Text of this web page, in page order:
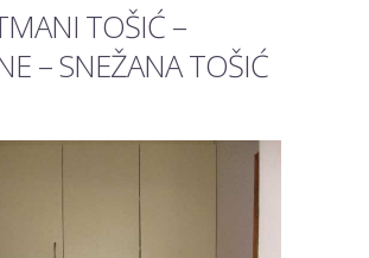
TOŠIĆ –
– SNEŽANA TOŠIĆ